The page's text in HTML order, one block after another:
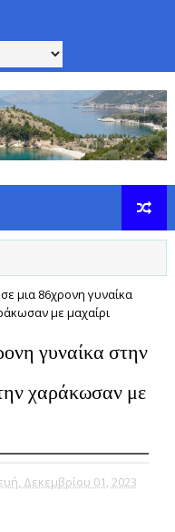
μια 86χρονη γυναίκα
με μαχαίρι
γυναίκα στην
χαράκωσαν με
Δεκεμβρίου 01, 2023